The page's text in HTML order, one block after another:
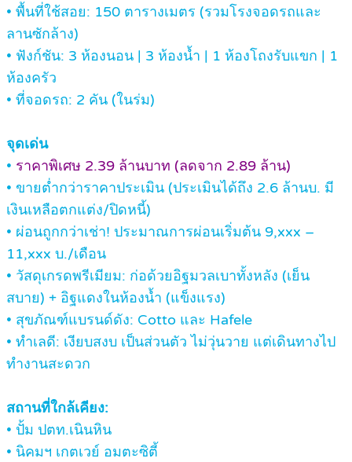
• พื้นที่ใช้สอย: 150 ตารางเมตร (รวมโรงจอดรถและ
ลานซักล้าง)
• ฟังก์ชัน: 3 ห้องนอน | 3 ห้องน้ำ | 1 ห้องโถงรับแขก | 1
ห้องครัว
• ที่จอดรถ: 2 คัน (ในร่ม)
จุดเด่น
• ราคาพิเศษ 2.39 ล้านบาท (ลดจาก 2.89 ล้าน)
• ขายต่ำกว่าราคาประเมิน (ประเมินได้ถึง 2.6 ล้านบ. มี
เงินเหลือตกแต่ง/ปิดหนี้)
• ผ่อนถูกกว่าเช่า! ประมาณการผ่อนเริ่มต้น 9,xxx –
11,xxx บ./เดือน
• วัสดุเกรดพรีเมียม: ก่อด้วยอิฐมวลเบาทั้งหลัง (เย็น
สบาย) + อิฐแดงในห้องน้ำ (แข็งแรง)
• สุขภัณฑ์แบรนด์ดัง: Cotto และ Hafele
• ทำเลดี: เงียบสงบ เป็นส่วนตัว ไม่วุ่นวาย แต่เดินทางไป
ทำงานสะดวก
สถานที่ใกล้เคียง:
• ปั้ม ปตท.เนินหิน
• นิคมฯ เกตเวย์ อมตะซิตี้